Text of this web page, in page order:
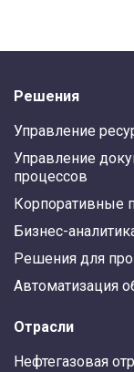
Решения
Управление
Управление
процессов
Корпоративные
Бизнес-
Решения для
Автоматизация
Отрасли
Нефтегазовая